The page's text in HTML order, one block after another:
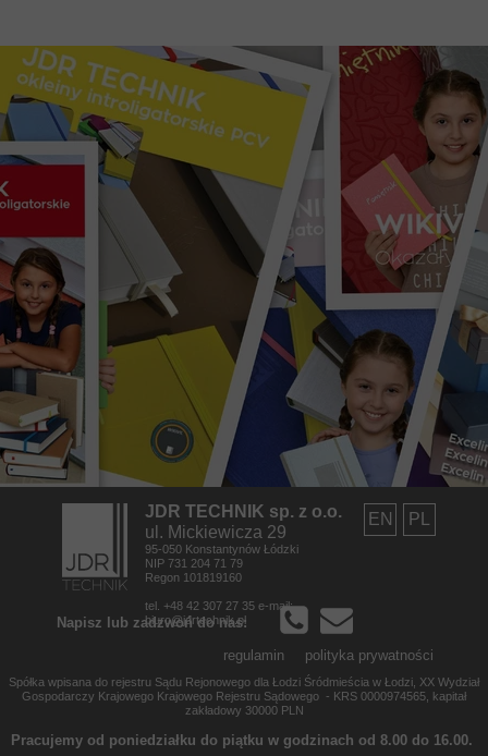
regulamin polityka prywatności
Napisz lub zadzwoń do nas:
EN PL
Spółka wpisana do rejestru Sądu Rejonowego dla Łodzi Śródmieścia w Łodzi, XX Wydział
Gospodarczy Krajowego Krajowego Rejestru Sądowego - KRS 0000974565, kapitał
zakładowy 30000 PLN
Pracujemy od poniedziałku do piątku w godzinach od 8.00 do 16.00.
JDR TECHNIK sp. z o.o.
ul. Mickiewicza 29
95-050 Konstantynów Łódzki
NIP 731 204 71 79
Regon 101819160
tel. +48 42 307 27 35 e-mail:
biuro@jdrtechnik.pl